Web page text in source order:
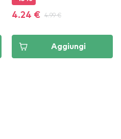
4.24 € 4.99 €
Aggiungi